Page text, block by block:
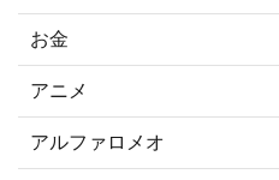
お金
アニメ
アルファロメオ